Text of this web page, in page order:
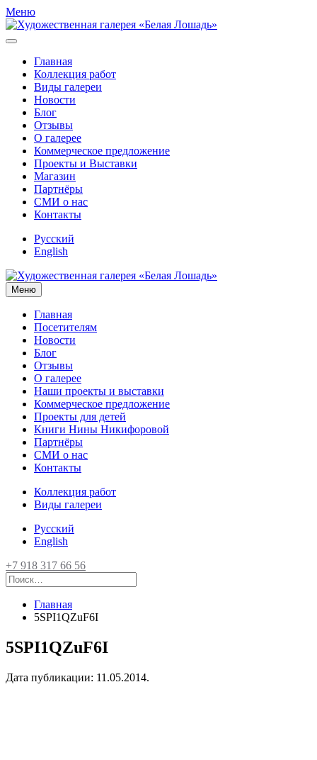
Меню
Главная
Коллекция работ
Виды галереи
Новости
Блог
Отзывы
О галерее
Коммерческое предложение
Проекты и Выставки
Магазин
Партнёры
СМИ о нас
Контакты
Русский
English
Меню
Главная
Посетителям
Новости
Блог
Отзывы
О галерее
Наши проекты и выставки
Коммерческое предложение
Проекты для детей
Книги Нины Никифоровой
Партнёры
СМИ о нас
Контакты
Коллекция работ
Виды галереи
Русский
English
+7 918 317 66 56
Главная
5SPI1QZuF6I
5SPI1QZuF6I
Дата публикации: 11.05.2014.